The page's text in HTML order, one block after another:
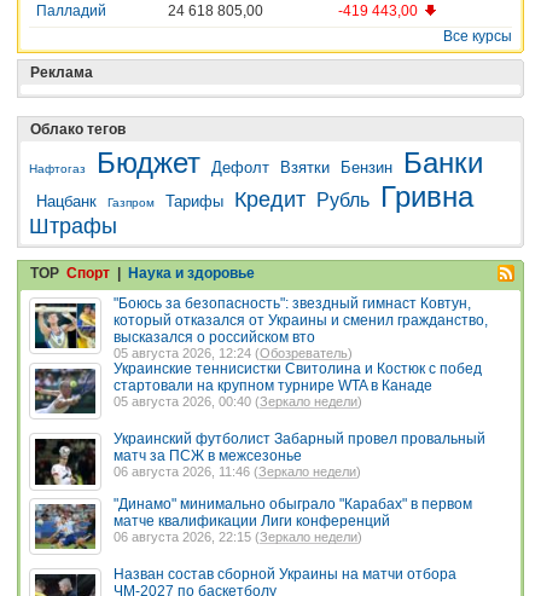
Палладий
24 618 805,00
-419 443,00
Все курсы
Реклама
Облако тегов
Нафтогаз Бюджет Дефолт Взятки Бензин Банки
Нацбанк Газпром Тарифы Кредит Рубль Гривна
Штрафы
TOP Спорт | Наука и здоровье
"Боюсь за безопасность": звездный гимнаст Ковтун,
который отказался от Украины и сменил гражданство,
высказался о российском вто
05 августа 2026, 12:24 (Обозреватель)
Украинские теннисистки Свитолина и Костюк с побед
стартовали на крупном турнире WTA в Канаде
05 августа 2026, 00:40 (Зеркало недели)
Украинский футболист Забарный провел провальный
матч за ПСЖ в межсезонье
06 августа 2026, 11:46 (Зеркало недели)
"Динамо" минимально обыграло "Карабах" в первом
матче квалификации Лиги конференций
06 августа 2026, 22:15 (Зеркало недели)
Назван состав сборной Украины на матчи отбора
ЧМ-2027 по баскетболу